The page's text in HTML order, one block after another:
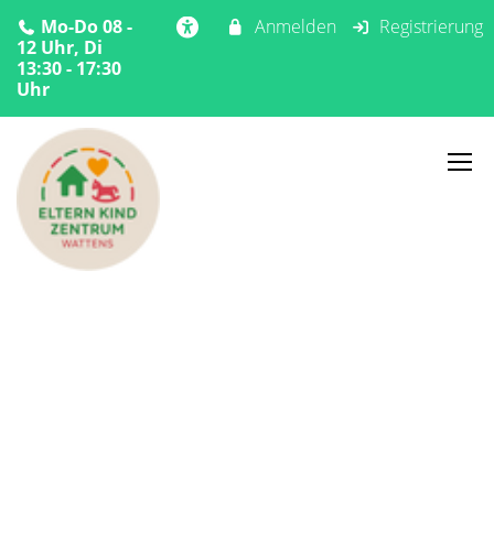
Mo-Do 08 -
12 Uhr, Di
13:30 - 17:30
Uhr
Anmelden Registrierung